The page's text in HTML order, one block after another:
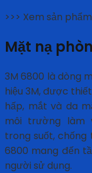
>>> Xem sản
Mặt nạ
3M 6800 là dòng
hiệu 3M, được
hấp, mắt và da
môi trường làm
trong suốt, chống
6800 mang đến
người sử dụng.